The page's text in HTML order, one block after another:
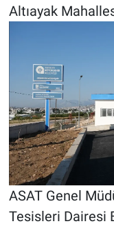
Altıayak
ASAT Genel
Tesisleri Dairesi